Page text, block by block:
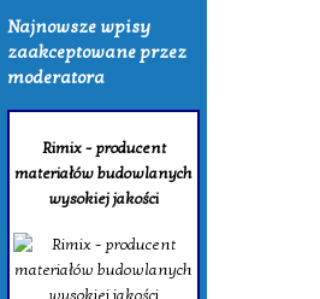
Najnowsze wpisy
zaakceptowane przez
moderatora
Rimix - producent
materiałów budowlanych
wysokiej jakości